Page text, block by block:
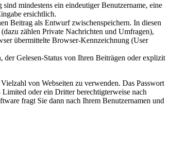
mindestens ein eindeutiger Benutzername, eine
ersichtlich.
Beitrag als Entwurf zwischenspeichern. In diesen
zählen Private Nachrichten und Umfragen),
übermittelte Browser-Kennzeichnung (User
Gelesen-Status von Ihren Beiträgen oder explizit
von Webseiten zu verwenden. Das Passwort
oder ein Dritter berechtigterweise nach
fragt Sie dann nach Ihrem Benutzernamen und